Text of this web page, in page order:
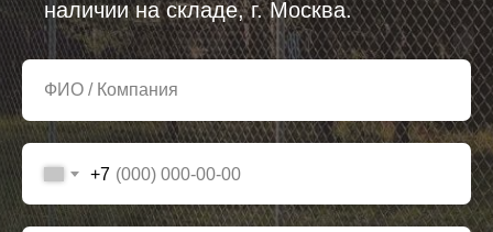
наличии на складе, г. Москва.
+7